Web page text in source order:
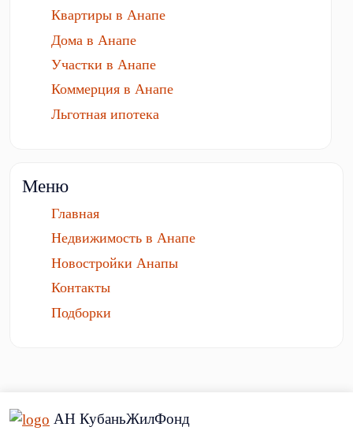
Квартиры в Анапе
Дома в Анапе
Участки в Анапе
Коммерция в Анапе
Льготная ипотека
Меню
Главная
Недвижимость в Анапе
Новостройки Анапы
Контакты
Подборки
АН КубаньЖилФонд